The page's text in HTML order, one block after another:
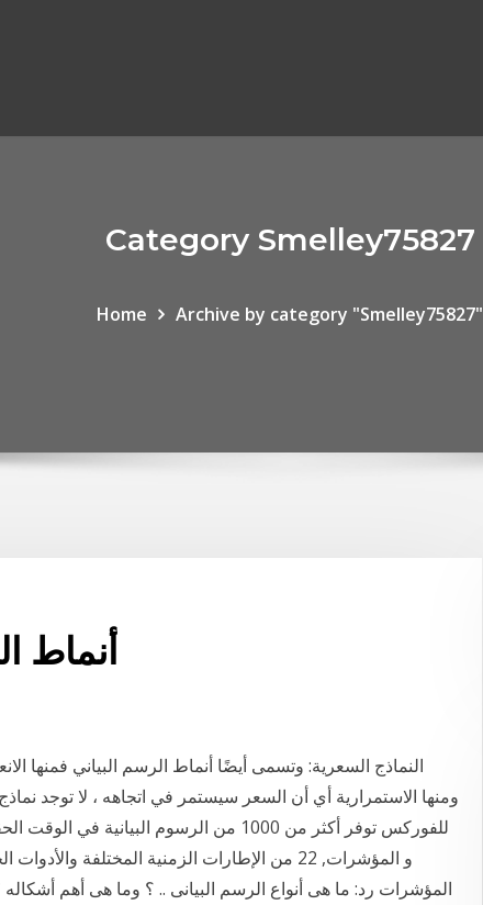
Category Smelley75827
Home Archive by category "Smelley75827"
أنماط
النماذج السعرية: وتسمى أيضًا أنماط الرسم البياني فمنها
ومنها الاستمرارية أي أن السعر سيستمر في اتجاهه ، لا توجد نماذج
للفوركس توفر أكثر من 1000 من الرسوم
و المؤشرات, 22 من الإطارات الزمنية المختلفة